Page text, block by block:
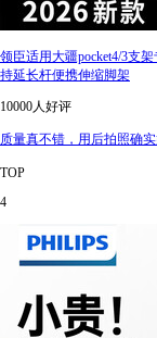
领臣适用大疆pocket4/3支
持延长杆便携伸缩脚架
10000人好评
质量真不错，用后拍照确
TOP
4